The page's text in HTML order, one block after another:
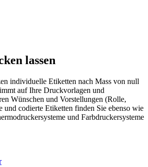
lassen
individuelle Etiketten nach Mass von null
auf Ihre Druckvorlagen und
Wünschen und Vorstellungen (Rolle,
und codierte Etiketten finden Sie ebenso wie
und Farbdruckersysteme